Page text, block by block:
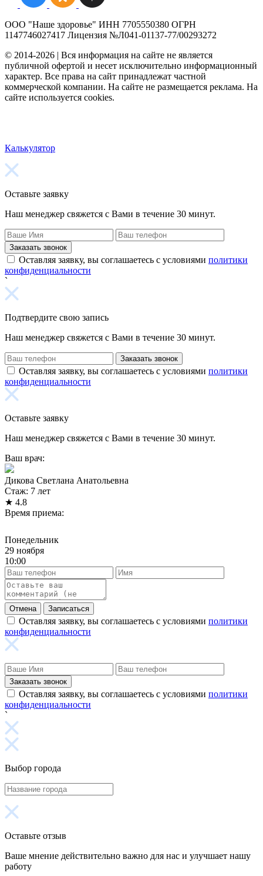
ООО "Наше здоровье" ИНН 7705550380 ОГРН
1147746027417 Лицензия №Л041-01137-77/00293272
© 2014-2026 | Вся информация на сайте не является
публичной офертой и несет исключительно информационный
характер. Все права на сайт принадлежат частной
коммерческой компании. На сайте не размещается реклама. На
сайте используется cookies.
Калькулятор
Оставьте заявку
Наш менеджер свяжется с Вами в течение 30 минут.
Заказать звонок
Оставляя заявку, вы соглашаетесь с условиями политики
конфиденциальности
`
Подтвердите свою запись
Наш менеджер свяжется с Вами в течение 30 минут.
Заказать звонок
Оставляя заявку, вы соглашаетесь с условиями политики
конфиденциальности
Оставьте заявку
Наш менеджер свяжется с Вами в течение 30 минут.
Ваш врач:
Дикова Светлана Анатольевна
Стаж: 7 лет
★ 4.8
Время приема:
Понедельник
29 ноября
10:00
Отмена Записаться
Оставляя заявку, вы соглашаетесь с условиями политики
конфиденциальности
Заказать звонок
Оставляя заявку, вы соглашаетесь с условиями политики
конфиденциальности
`
Выбор города
Оставьте отзыв
Ваше мнение действительно важно для нас и улучшает нашу
работу